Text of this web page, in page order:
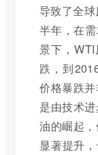
导致了全
半年，在
景下，
跌，到
价格暴跌
是由技术
油的崛起
显著提升